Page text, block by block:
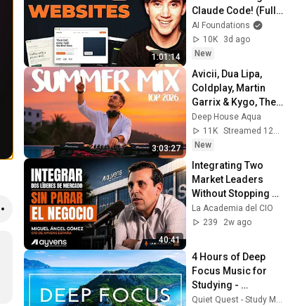
1:01:14
Claude Code! (Full
Guide)
AI Foundations
10K
3d ago
New
3:03:27
Avicii, Dua Lipa,
Coldplay, Martin
Garrix & Kygo, The
Chainsmokers
Style - SUMMER
DEEP HOUSE Mix
Deep House Aqua
11K
New
40:41
Integrating Two
Market Leaders
Without Stopping
Business | Miguel
Ángel Gómez
La Academia del CIO
239
2w ago
4 Hours of Deep
Focus Music for
Studying -
Concentration